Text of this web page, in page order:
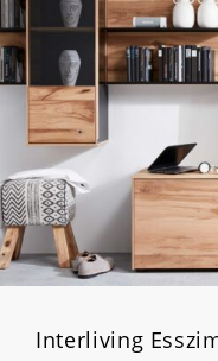
Interliving